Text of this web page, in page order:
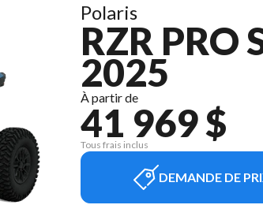
Polaris
RZR PRO
2025
À partir de
41 969 $
Tous frais inclus
DEMANDE DE